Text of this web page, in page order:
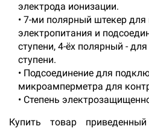
электрода ионизации.
• 7-ми полярный штекер для
электропитания и
ступени, 4-ёх полярный -
ступени.
• Подсоединение для
микроамперметра для
• Степень
Купить товар